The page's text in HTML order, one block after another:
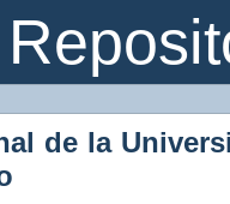
de la